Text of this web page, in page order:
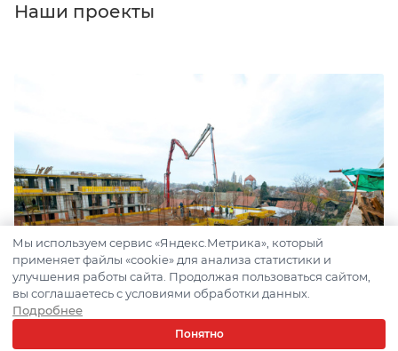
Наши проекты
Поставка бетона для строительства дома
Мы используем сервис «Яндекс.Метрика», который
применяет файлы «cookie» для анализа статистики и
улучшения работы сайта. Продолжая пользоваться сайтом,
вы соглашаетесь с условиями обработки данных.
Подробнее
Понятно